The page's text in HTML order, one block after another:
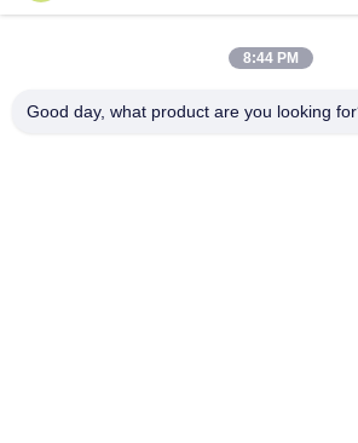
Tamis
8:44 PM
Good day, what product are you looking